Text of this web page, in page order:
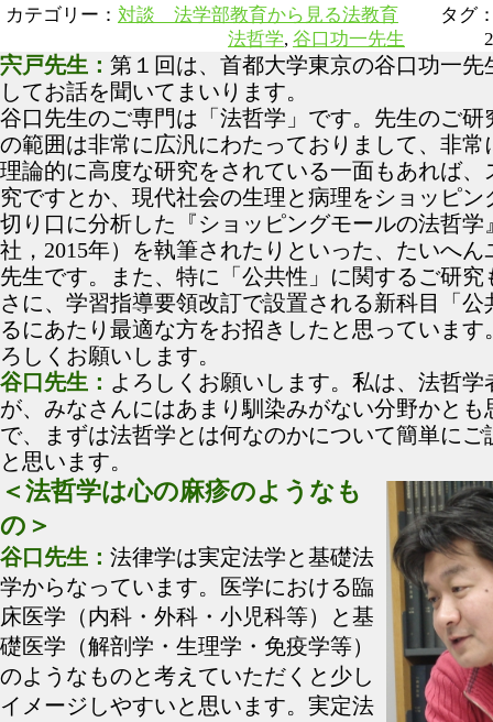
カテゴリー： 対談 法学部教育から見る法教育 タグ
法哲学, 谷口功一先生 2017
宍戸先生： 第１回は、首都大学東京の谷口功一先
してお話を聞いてまいります。
谷口先生のご専門は「法哲学」です。先生のご研
の範囲は非常に広汎にわたっておりまして、非常
理論的に高度な研究をされている一面もあれば、
究ですとか、現代社会の生理と病理をショッピン
切り口に分析した『ショッピングモールの法哲学
社，2015年）を執筆されたりといった、たいへん
先生です。また、特に「公共性」に関するご研究
さに、学習指導要領改訂で設置される新科目「公
るにあたり最適な方をお招きしたと思っています
ろしくお願いします。
谷口先生： よろしくお願いします。私は、法哲学
が、みなさんにはあまり馴染みがない分野かとも
で、まずは法哲学とは何なのかについて簡単にご
と思います。
＜法哲学は心の麻疹のようなも
の＞
谷口先生： 法律学は実定法学と基礎法
学からなっています。医学における臨
床医学（内科・外科・小児科等）と基
礎医学（解剖学・生理学・免疫学等）
のようなものと考えていただくと少し
イメージしやすいと思います。実定法